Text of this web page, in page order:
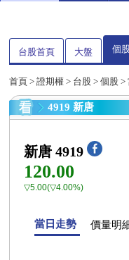
台股首頁 大盤 個
首頁 > 證期權 > 台股 > 個股 >
4919 新唐
新唐 4919
120.00
▽5.00(▽4.00%)
當日走勢 價量明